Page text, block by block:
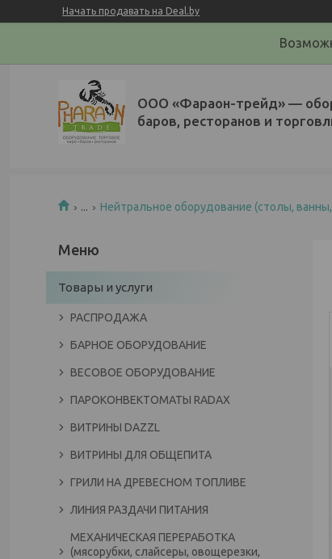
Начать продавать на Deal.by
ООО «Фараон-трейд»‎ —
баров, ресторанов и
... Нейтральное оборудование (столы,
Товары и услуги
РАСПРОДАЖА
БАРНОЕ ОБОРУДОВАНИЕ
ВЕСОВОЕ ОБОРУДОВАНИЕ
ПАРОКОНВЕКТОМАТЫ RADAX
ВИТРИНЫ DAZZL
ВИТРИНЫ ДЛЯ ОБЩЕПИТА
ГРИЛИ НА ДРЕВЕСНОМ ТОПЛИВЕ
ЛИНИЯ РАЗДАЧИ ПИТАНИЯ
МЕХАНИЧЕСКАЯ ПЕРЕРАБОТКА
(мясорубки, слайсеры, овощерезки,